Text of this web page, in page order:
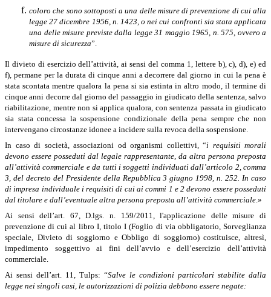
coloro che sono sottoposti a una delle misure di prevenzione di cui alla
legge 27 dicembre 1956, n. 1423, o nei cui confronti sia stata applicata
una delle misure previste dalla legge 31 maggio 1965, n. 575, ovvero a
misure di sicurezza”.
Il divieto di esercizio dell’attività, ai sensi del comma 1, lettere b), c), d), e) ed
f), permane per la durata di cinque anni a decorrere dal giorno in cui la pena è
stata scontata mentre qualora la pena si sia estinta in altro modo, il termine di
cinque anni decorre dal giorno del passaggio in giudicato della sentenza, salvo
riabilitazione, mentre non si applica qualora, con sentenza passata in giudicato
sia stata concessa la sospensione condizionale della pena sempre che non
intervengano circostanze idonee a incidere sulla revoca della sospensione.
In caso di società, associazioni od organismi collettivi, “i requisiti morali
devono essere posseduti dal legale rappresentante, da altra persona preposta
all’attività commerciale e da tutti i soggetti individuati dall’articolo 2, comma
3, del decreto del Presidente della Repubblica 3 giugno 1998, n. 252. In caso
di impresa individuale i requisiti di cui ai commi 1 e 2 devono essere posseduti
dal titolare e dall’eventuale altra persona preposta all’attività commerciale .»
Ai sensi dell’art. 67, D.lgs. n. 159/2011, l'applicazione delle misure di
prevenzione di cui al libro I, titolo I (Foglio di via obbligatorio, Sorveglianza
speciale, Divieto di soggiorno e Obbligo di soggiorno) costituisce, altresì,
impedimento soggettivo ai fini dell’avvio e dell’esercizio dell’attività
commerciale.
Ai sensi dell’art. 11, Tulps: “Salve le condizioni particolari stabilite dalla
legge nei singoli casi, le autorizzazioni di polizia debbono essere negate: